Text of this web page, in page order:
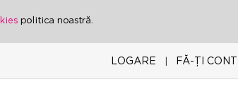
politica noastră.
LOGARE | FĂ-ȚI CONT